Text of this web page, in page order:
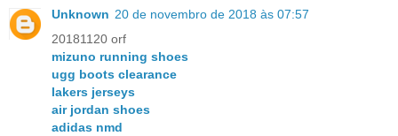
Unknown 20 de novembro de 2018 às 07:57
20181120 orf
mizuno running shoes
ugg boots clearance
lakers jerseys
air jordan shoes
adidas nmd